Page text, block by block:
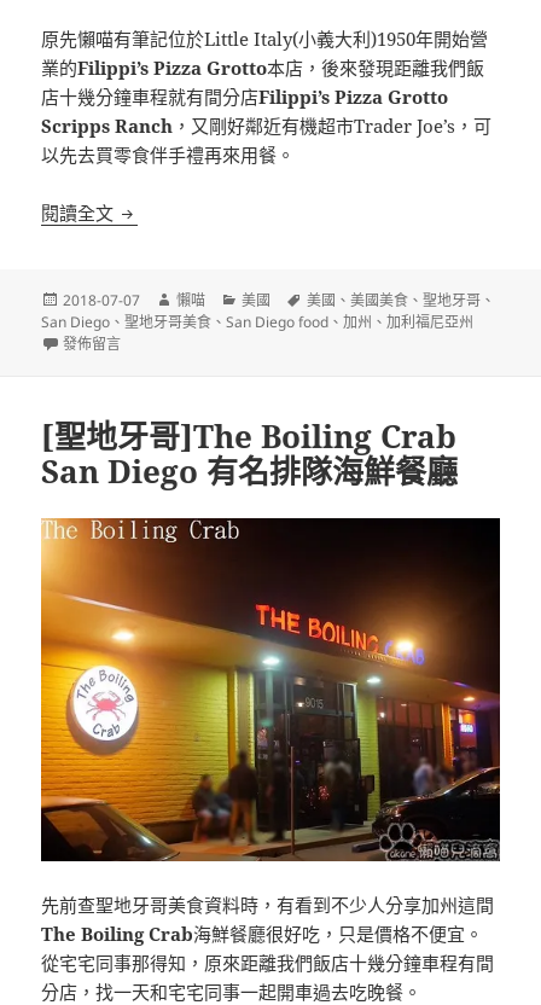
原先懶喵有筆記位於Little Italy(小義大利)1950年開始營
業的Filippi’s Pizza Grotto本店，後來發現距離我們飯
店十幾分鐘車程就有間分店Filippi’s Pizza Grotto
Scripps Ranch ，又剛好鄰近有機超市Trader Joe’s，可
以先去買零食伴手禮再來用餐。
閱讀全文 [聖地牙哥]Filippi’s Pizza Grotto Scripps Ranch 連
發
佈
日
2018-07-07
作
者
懶喵
分
類
美國
標
籤
美國 、美國美食 、聖地牙哥 、
San Diego 、聖地牙哥美食 、San Diego food 、加州 、加利福尼亞州
在〈[聖地牙哥]Filippi’s Pizza Grotto Scripps Ranch 連瑣披薩老店〉
發佈留言
[聖地牙哥]The Boiling Crab
San Diego 有名排隊海鮮餐廳
先前查聖地牙哥美食資料時，有看到不少人分享加州這間
The Boiling Crab海鮮餐廳很好吃，只是價格不便宜。
從宅宅同事那得知，原來距離我們飯店十幾分鐘車程有間
分店，找一天和宅宅同事一起開車過去吃晚餐。